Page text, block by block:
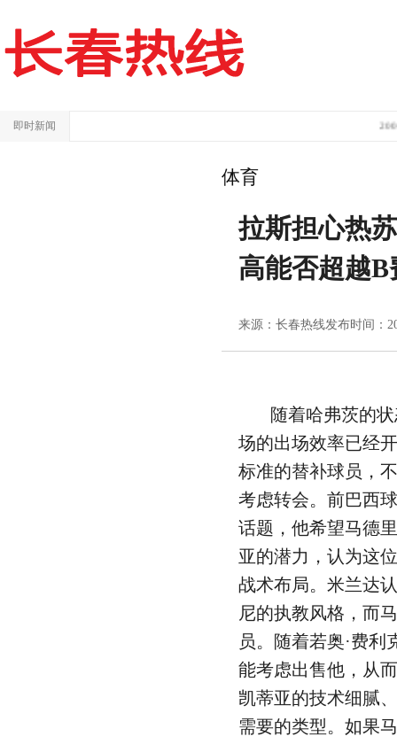
即时新闻 200平
体育
拉斯担心热
高能否超越B
来源：长春热线发布时间：
随着哈弗茨的
场的出场效率已经
标准的替补球员，
考虑转会。前巴西
话题，他希望马德
亚的潜力，认为这
战术布局。米兰达
尼的执教风格，而
员。随着若奥·费
能考虑出售他，从
凯蒂亚的技术细腻
需要的类型。如果